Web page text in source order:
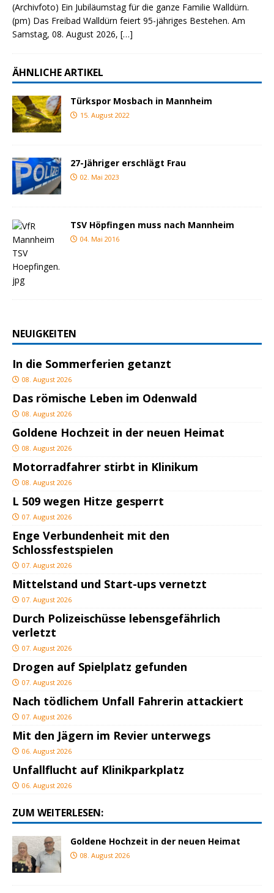
(Archivfoto) Ein Jubiläumstag für die ganze Familie Walldürn.
(pm) Das Freibad Walldürn feiert 95-jähriges Bestehen. Am
Samstag, 08. August 2026, […]
ÄHNLICHE ARTIKEL
Türkspor Mosbach in Mannheim
15. August 2022
27-Jähriger erschlägt Frau
02. Mai 2023
TSV Höpfingen muss nach Mannheim
04. Mai 2016
NEUIGKEITEN
In die Sommerferien getanzt
08. August 2026
Das römische Leben im Odenwald
08. August 2026
Goldene Hochzeit in der neuen Heimat
08. August 2026
Motorradfahrer stirbt in Klinikum
08. August 2026
L 509 wegen Hitze gesperrt
07. August 2026
Enge Verbundenheit mit den
Schlossfestspielen
07. August 2026
Mittelstand und Start-ups vernetzt
07. August 2026
Durch Polizeischüsse lebensgefährlich
verletzt
07. August 2026
Drogen auf Spielplatz gefunden
07. August 2026
Nach tödlichem Unfall Fahrerin attackiert
07. August 2026
Mit den Jägern im Revier unterwegs
06. August 2026
Unfallflucht auf Klinikparkplatz
06. August 2026
ZUM WEITERLESEN:
Goldene Hochzeit in der neuen Heimat
08. August 2026